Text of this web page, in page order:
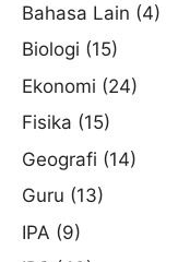
Bahasa Lain (4)
Biologi (15)
Ekonomi (24)
Fisika (15)
Geografi (14)
Guru (13)
IPA (9)